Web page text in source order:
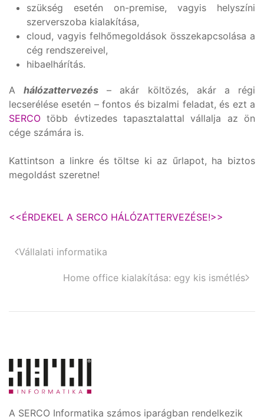
szükség esetén on-premise, vagyis helyszíni
szerverszoba kialakítása,
cloud, vagyis felhőmegoldások összekapcsolása a
cég rendszereivel,
hibaelhárítás.
Ahálózattervezés – akár költözés, akár a régi
lecserélése esetén – fontos és bizalmi feladat, és ezt a
SERCO több évtizedes tapasztalattal vállalja az ön
cége számára is.
Kattintson a linkre és töltse ki az űrlapot, ha biztos
megoldást szeretne!
<<ÉRDEKEL A SERCO HÁLÓZATTERVEZÉSE!>>
Vállalati informatika
Home office kialakítása: egy kis ismétlés
A SERCO Informatika számos iparágban rendelkezik